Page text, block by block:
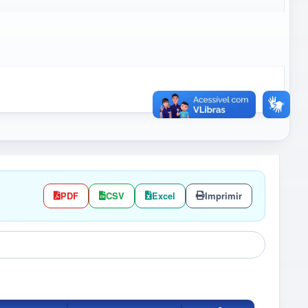
PDF CSV Excel Imprimir